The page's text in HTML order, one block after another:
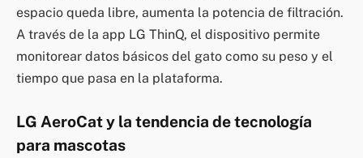
espacio queda libre, aumenta la potencia de filtración.
A través de la app LG ThinQ, el dispositivo permite
monitorear datos básicos del gato como su peso y el
tiempo que pasa en la plataforma.
LG AeroCat y la tendencia de tecnología
para mascotas